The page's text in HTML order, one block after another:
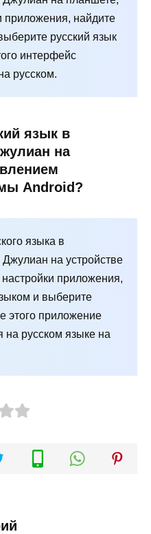
приложения, найдите
русский язык
интерфейс
русском.
язык в
на
Android?
языка в
на устройстве
приложения,
и выберите
этого приложение
на русском языке на